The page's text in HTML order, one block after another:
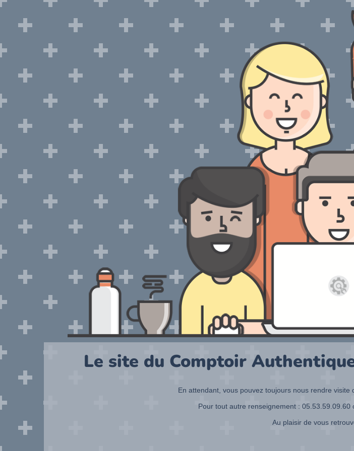
Le site du Comptoir
En attendant, vous pouvez toujours nous rendre
Pour tout autre renseignement : 05.53.59.09.60
Au plaisir de vous